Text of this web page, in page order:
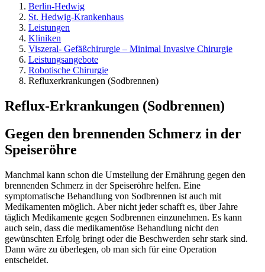
Berlin-Hedwig
St. Hedwig-Krankenhaus
Leistungen
Kliniken
Viszeral- Gefäßchirurgie – Minimal Invasive Chirurgie
Leistungsangebote
Robotische Chirurgie
Refluxerkrankungen (Sodbrennen)
Reflux-Erkrankungen (Sodbrennen)
Gegen den brennenden Schmerz in der
Speiseröhre
Manchmal kann schon die Umstellung der Ernährung gegen den
brennenden Schmerz in der Speiseröhre helfen. Eine
symptomatische Behandlung von Sodbrennen ist auch mit
Medikamenten möglich. Aber nicht jeder schafft es, über Jahre
täglich Medikamente gegen Sodbrennen einzunehmen. Es kann
auch sein, dass die medikamentöse Behandlung nicht den
gewünschten Erfolg bringt oder die Beschwerden sehr stark sind.
Dann wäre zu überlegen, ob man sich für eine Operation
entscheidet.